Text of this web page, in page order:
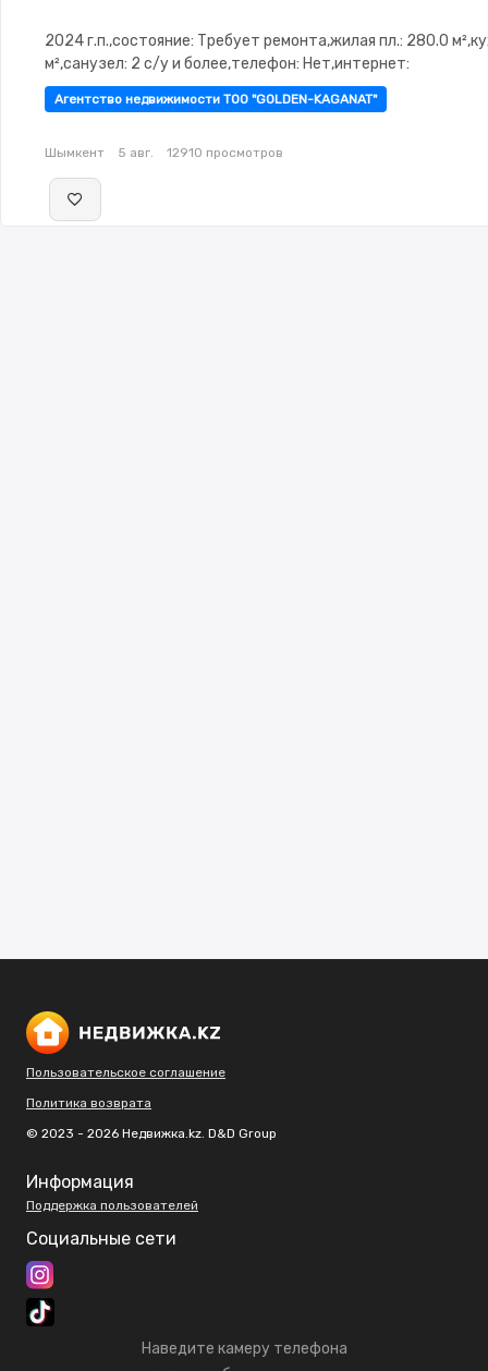
2024 г.п.,состояние: Требует ремонта,жилая пл.: 280.0
м²,санузел: 2 с/у и более,телефон: Нет,интернет:
ADSL,Пустая,Пустая,потолки: 3.2,паркинг:
Паркинг,Охрана,Домофон,Кодовый замок,Пластиковые
Агентство недвижимости ТОО "GOLDEN-KAGANAT"
Шымкент 5 авг. 12910 просмотров
Пользовательское соглашение
Политика возврата
© 2023 - 2026 Недвижка.kz. D&D Group
Информация
Поддержка пользователей
Социальные сети
Наведите камеру телефона